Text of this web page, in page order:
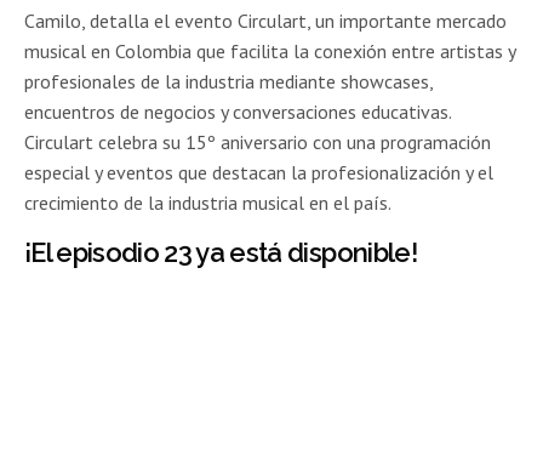
Camilo, detalla el evento Circulart, un importante mercado
musical en Colombia que facilita la conexión entre artistas y
profesionales de la industria mediante showcases,
encuentros de negocios y conversaciones educativas.
Circulart celebra su 15º aniversario con una programación
especial y eventos que destacan la profesionalización y el
crecimiento de la industria musical en el país.
¡El episodio 23 ya está disponible!